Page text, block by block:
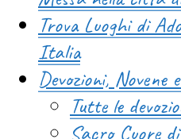
Trova Luoghi di
Italia
Devozioni, Novene
Tutte le
Sacro Cuore